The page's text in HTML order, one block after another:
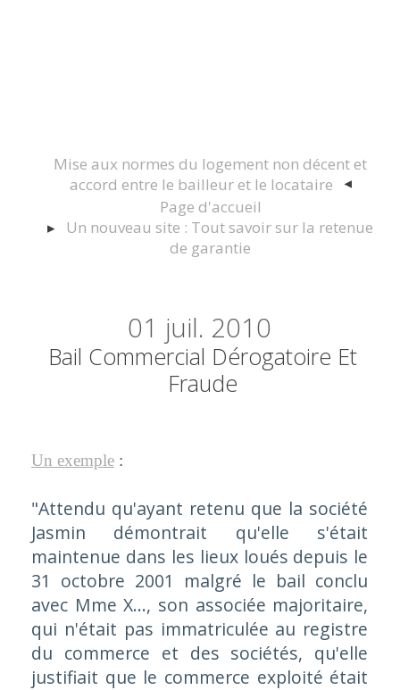
Mise aux normes du logement non décent et
accord entre le bailleur et le locataire
Page d'accueil
Un nouveau site : Tout savoir sur la retenue
de garantie
01 juil. 2010
Bail Commercial Dérogatoire Et
Fraude
Un exemple:
"Attendu qu'ayant retenu que la société
Jasmin démontrait qu'elle s'était
maintenue dans les lieux loués depuis le
31 octobre 2001 malgré le bail conclu
avec Mme X..., son associée majoritaire,
qui n'était pas immatriculée au registre
du commerce et des sociétés, qu'elle
justifiait que le commerce exploité était